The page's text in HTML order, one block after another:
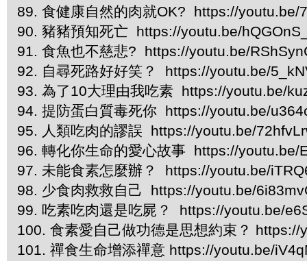
89. 食健康自然的肉就OK? https://youtu.be/
90. 豬豬預知死亡 https://youtu.be/
91. 食魚也不慈悲? https://youtu.be/
92. 自尋死路好好笑？ https://youtu.be/
93. 為了10大理由我吃素 https://youtu.be/
94. 提防蛋白質毒死你 https://youtu.be/
95. 人類吃肉的謬誤 https://youtu.be/
96. 轉化你生命的愛心故事 https://youtu.be/
97. 未能食素怎麼辦？ https://youtu.be/
98. 少食肉救救自己 https://youtu.be/
99. 吃素吃肉還是吃屍？ https://youtu.be/
100. 食素愛自己做功德是思想約束？
101. 禪食生命增添禪意 https://youtu.be/